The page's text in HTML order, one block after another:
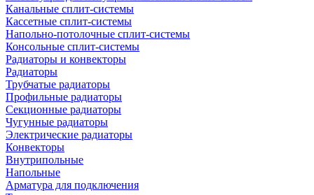
Канальные сплит-системы
Кассетные сплит-системы
Напольно-потолочные сплит-системы
Консольные сплит-системы
Радиаторы и конвекторы
Радиаторы
Трубчатые радиаторы
Профильные радиаторы
Секционные радиаторы
Чугунные радиаторы
Электрические радиаторы
Конвекторы
Внутрипольные
Напольные
Арматура для подключения